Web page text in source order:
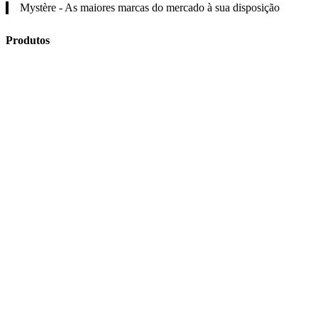
Mystère - As maiores marcas do mercado à sua disposição
Produtos